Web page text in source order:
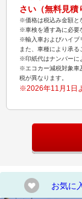
さい（無料見積
※価格は税込み金額と
※車検を通す為に必要
※輸入車およびハイブ
また、車種により承る
※印紙代はナンバーに
※エコカー減税対象車
税が異なります。
※2026年11月1日
お気に